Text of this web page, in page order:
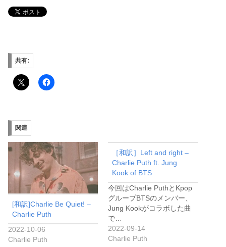
共有:
関連
[和訳]Charlie Be Quiet! –
Charlie Puth
2022-10-06
Charlie Puth
［和訳］Left and right –
Charlie Puth ft. Jung
Kook of BTS
今回はCharlie PuthとKpop
グループBTSのメンバー、
Jung Kookがコラボした曲
で…
2022-09-14
Charlie Puth